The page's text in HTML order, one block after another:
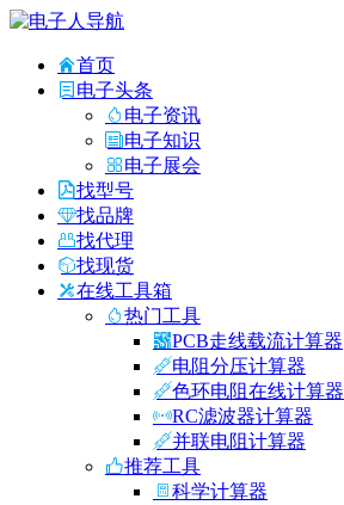
首页
电子头条
电子资讯
电子知识
电子展会
找型号
找品牌
找代理
找现货
在线工具箱
热门工具
PCB走线载流计算器
电阻分压计算器
色环电阻在线计算器
RC滤波器计算器
并联电阻计算器
推荐工具
科学计算器